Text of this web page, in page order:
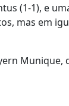
(1-1), e
mas em